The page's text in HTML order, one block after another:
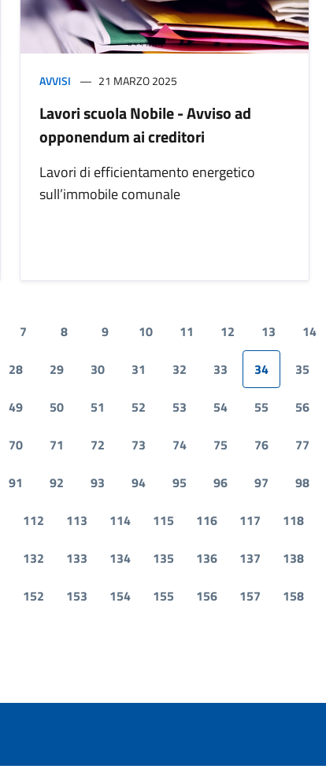
AVVISI 21 MARZO 2025
Lavori scuola Nobile - Avviso ad
opponendum ai creditori
Lavori di efficientamento energetico
sull’immobile comunale
7 8 9 10 11 12 13 14
28 29 30 31 32 33 34 35
49 50 51 52 53 54 55 56
70 71 72 73 74 75 76 77
91 92 93 94 95 96 97 98
112 113 114 115 116 117 118
132 133 134 135 136 137 138
152 153 154 155 156 157 158